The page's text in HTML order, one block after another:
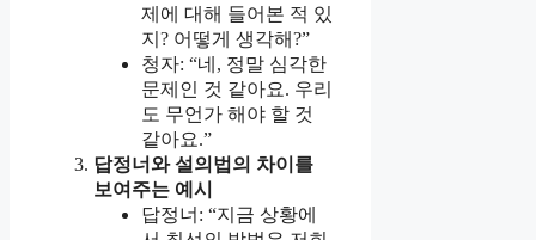
제에 대해 들어본 적 있
지? 어떻게 생각해?”
청자: “네, 정말 심각한
문제인 것 같아요. 우리
도 무언가 해야 할 것
같아요.”
답정너와 설의법의 차이를
보여주는 예시
답정너: “지금 상황에